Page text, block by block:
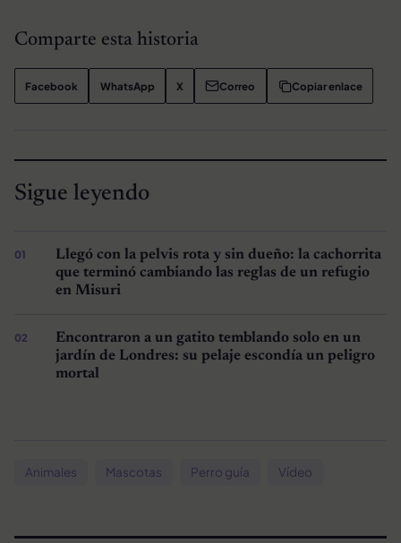
Comparte esta historia
Facebook WhatsApp X Correo Copiar enlace
Sigue leyendo
Llegó con la pelvis rota y sin dueño: la cachorrita
que terminó cambiando las reglas de un refugio
en Misuri
Encontraron a un gatito temblando solo en un
jardín de Londres: su pelaje escondía un peligro
mortal
Animales Mascotas Perro guía Vídeo